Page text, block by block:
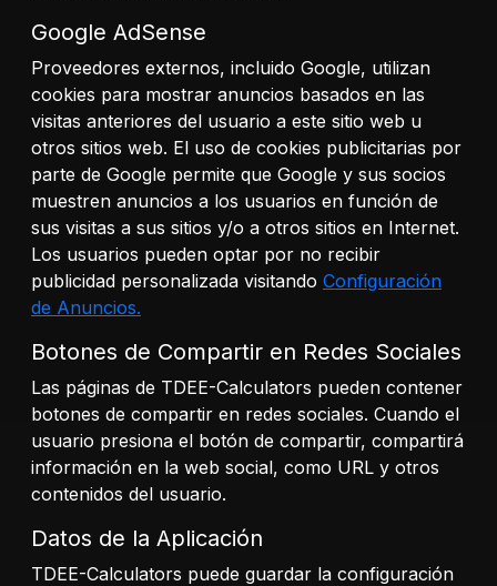
Google AdSense
Proveedores externos, incluido Google, utilizan
cookies para mostrar anuncios basados en las
visitas anteriores del usuario a este sitio web u
otros sitios web. El uso de cookies publicitarias por
parte de Google permite que Google y sus socios
muestren anuncios a los usuarios en función de
sus visitas a sus sitios y/o a otros sitios en Internet.
Los usuarios pueden optar por no recibir
publicidad personalizada visitando Configuración
de Anuncios.
Botones de Compartir en Redes Sociales
Las páginas de TDEE-Calculators pueden contener
botones de compartir en redes sociales. Cuando el
usuario presiona el botón de compartir, compartirá
información en la web social, como URL y otros
contenidos del usuario.
Datos de la Aplicación
TDEE-Calculators puede guardar la configuración